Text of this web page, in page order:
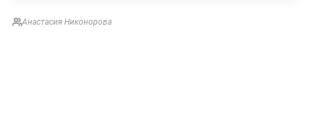
Анастасия Никонорова